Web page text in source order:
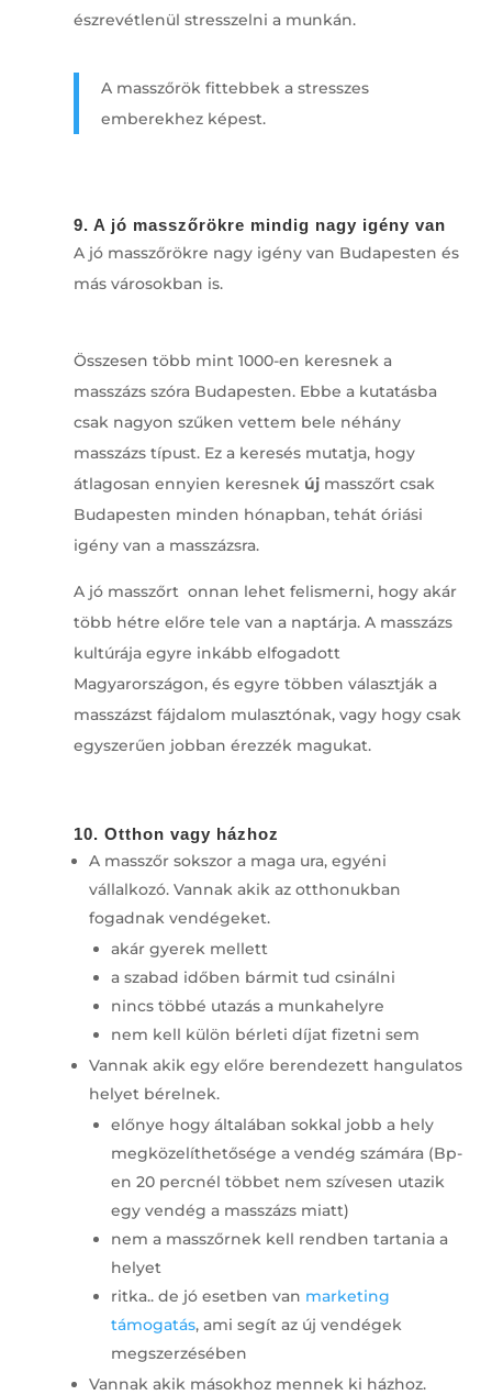
észrevétlenül stresszelni a munkán.
A masszőrök fittebbek a stresszes
emberekhez képest.
9. A jó masszőrökre mindig nagy igény van
A jó masszőrökre nagy igény van Budapesten és
más városokban is.
Összesen több mint 1000-en keresnek a
masszázs szóra Budapesten. Ebbe a kutatásba
csak nagyon szűken vettem bele néhány
masszázs típust. Ez a keresés mutatja, hogy
átlagosan ennyien keresnek újmasszőrt csak
Budapesten minden hónapban, tehát óriási
igény van a masszázsra.
A jó masszőrt onnan lehet felismerni, hogy akár
több hétre előre tele van a naptárja. A masszázs
kultúrája egyre inkább elfogadott
Magyarországon, és egyre többen választják a
masszázst fájdalom mulasztónak, vagy hogy csak
egyszerűen jobban érezzék magukat.
10. Otthon vagy házhoz
A masszőr sokszor a maga ura, egyéni
vállalkozó. Vannak akik az otthonukban
fogadnak vendégeket.
akár gyerek mellett
a szabad időben bármit tud csinálni
nincs többé utazás a munkahelyre
nem kell külön bérleti díjat fizetni sem
Vannak akik egy előre berendezett hangulatos
helyet bérelnek.
előnye hogy általában sokkal jobb a hely
megközelíthetősége a vendég számára (Bp-
en 20 percnél többet nem szívesen utazik
egy vendég a masszázs miatt)
nem a masszőrnek kell rendben tartania a
helyet
ritka.. de jó esetben van marketing
támogatás, ami segít az új vendégek
megszerzésében
Vannak akik másokhoz mennek ki házhoz.